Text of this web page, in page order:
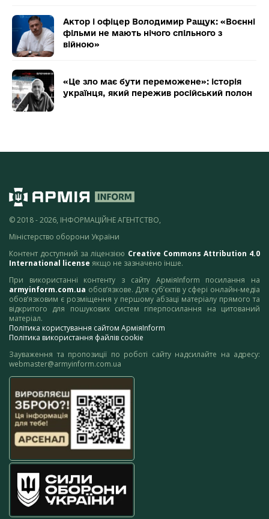
Актор і офіцер Володимир Ращук: «Воєнні
фільми не мають нічого спільного з
війною»
«Це зло має бути переможене»: історія
українця, який пережив російський полон
© 2018 - 2026, ІНФОРМАЦІЙНЕ АГЕНТСТВО,
Міністерство оборони України
Контент доступний за ліцензією Creative Commons Attribution 4.0
International license якщо не зазначено інше.
При використанні контенту з сайту АрміяInform посилання на
armyinform.com.ua обов’язкове. Для суб’єктів у сфері онлайн-медіа
обов’язковим є розміщення у першому абзаці матеріалу прямого та
відкритого для пошукових систем гіперпосилання на цитований
матеріал.
Політика користування сайтом АрміяInform
Політика використання файлів cookie
Зауваження та пропозиції по роботі сайту надсилайте на адресу:
webmaster@armyinform.com.ua